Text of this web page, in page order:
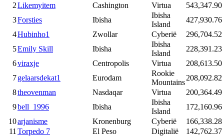
2Likemyitem Cashington Virtua
543,347.90
3Forsties Ibisha
Ibisha
Island
427,930.76
4Hubinho1 Zwollar Cyberië
296,704.52
5Emily Skill Ibisha
Ibisha
Island
228,391.23
6viraxje Centropolis Virtua
208,613.50
7gelaarsdekat1 Eurodam
Rookie
Mountains
208,092.82
8theovenman Nasdaqar Virtua
200,364.49
9bell_1996 Ibisha
Ibisha
Island
172,160.96
10arjanisme Kronenburg Cyberië
166,338.28
11 Torpedo 7 El Peso Digitalië
142,762.37